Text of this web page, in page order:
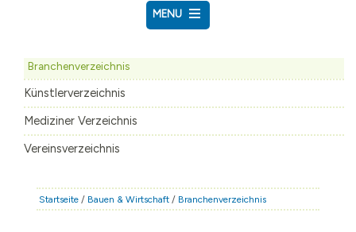
MENU
RATHAUS & POLITIK
BÜRGERSERVICE
FAMILIE & BILDUNG
BAUEN & WIRTSCHAFT
Branchenverzeichnis
Künstlerverzeichnis
Mediziner Verzeichnis
Vereinsverzeichnis
Startseite / Bauen & Wirtschaft / Branchenverzeichnis